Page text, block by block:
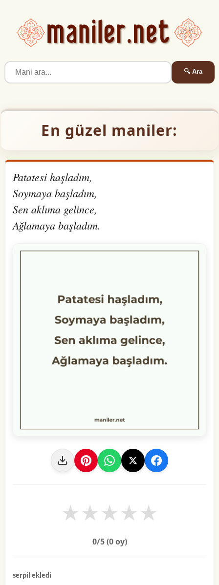
🔍 Ara
En güzel maniler:
Patatesi haşladım,
Soymaya başladım,
Sen aklıma gelince,
Ağlamaya başladım.
★
★
★
★
★
0/5 (0oy)
serpil ekledi